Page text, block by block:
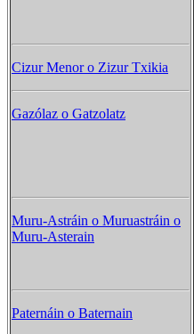
Cizur Menor o Zizur Txikia
Gazólaz o Gatzolatz
Muru-Astráin​ o Muruastráin o
Muru-Asterain
Paternáin o Baternain